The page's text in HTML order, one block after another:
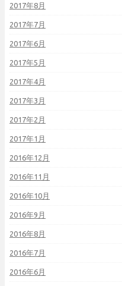
2017年8月
2017年7月
2017年6月
2017年5月
2017年4月
2017年3月
2017年2月
2017年1月
2016年12月
2016年11月
2016年10月
2016年9月
2016年8月
2016年7月
2016年6月